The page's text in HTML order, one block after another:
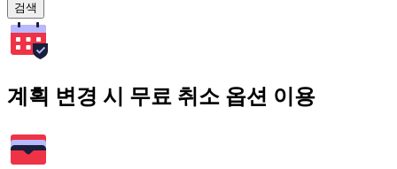
검색
계획 변경 시 무료 취소 옵션 이용